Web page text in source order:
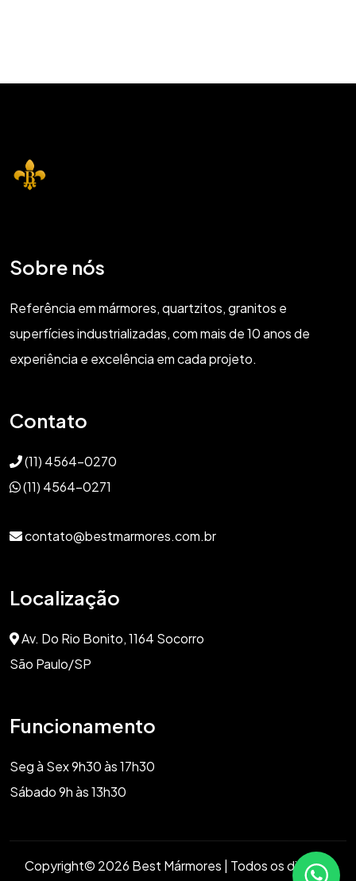
Sobre nós
Referência em mármores, quartzitos, granitos e
superfícies industrializadas, com mais de 10 anos de
experiência e excelência em cada projeto.
Contato
(11) 4564-0270
(11) 4564-0271
contato@bestmarmores.com.br
Localização
Av. Do Rio Bonito, 1164 Socorro
São Paulo/SP
Funcionamento
Seg à Sex 9h30 às 17h30
Sábado 9h às 13h30
Copyright© 2026 Best Mármores | Todos os direitos